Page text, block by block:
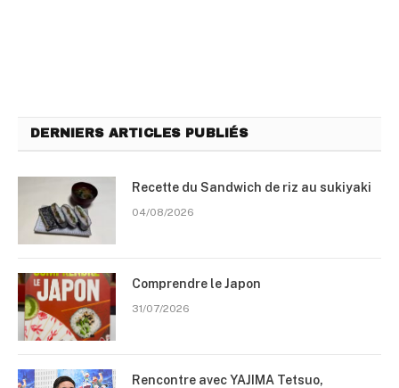
DERNIERS ARTICLES PUBLIÉS
Recette du Sandwich de riz au sukiyaki
04/08/2026
Comprendre le Japon
31/07/2026
Rencontre avec YAJIMA Tetsuo,